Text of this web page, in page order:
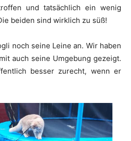
und tatsächlich ein wenig
beiden sind wirklich zu süß!
noch seine Leine an. Wir haben
auch seine Umgebung gezeigt.
besser zurecht, wenn er